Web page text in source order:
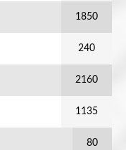
1850
240
2160
1135
80